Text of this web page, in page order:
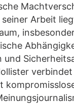
Arbeit
und